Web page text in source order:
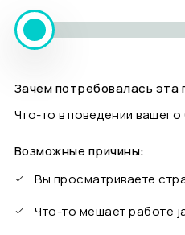
Зачем потребовалась эта
Что-то в поведении
Возможные причины:
Вы просматриваете
Что-то мешает работе